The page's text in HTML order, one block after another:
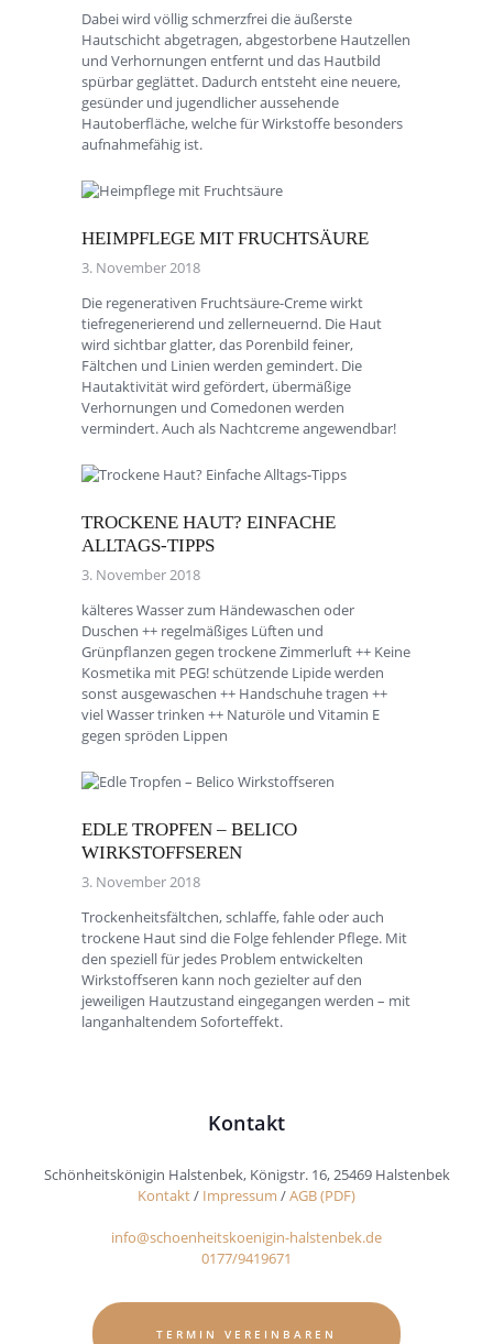
Dabei wird völlig schmerzfrei die äußerste
Hautschicht abgetragen, abgestorbene Hautzellen
und Verhornungen entfernt und das Hautbild
spürbar geglättet. Dadurch entsteht eine neuere,
gesünder und jugendlicher aussehende
Hautoberfläche, welche für Wirkstoffe besonders
aufnahmefähig ist.
HEIMPFLEGE MIT FRUCHTSÄURE
3. November 2018
Die regenerativen Fruchtsäure-Creme wirkt
tiefregenerierend und zellerneuernd. Die Haut
wird sichtbar glatter, das Porenbild feiner,
Fältchen und Linien werden gemindert. Die
Hautaktivität wird gefördert, übermäßige
Verhornungen und Comedonen werden
vermindert. Auch als Nachtcreme angewendbar!
TROCKENE HAUT? EINFACHE
ALLTAGS-TIPPS
3. November 2018
kälteres Wasser zum Händewaschen oder
Duschen ++ regelmäßiges Lüften und
Grünpflanzen gegen trockene Zimmerluft ++ Keine
Kosmetika mit PEG! schützende Lipide werden
sonst ausgewaschen ++ Handschuhe tragen ++
viel Wasser trinken ++ Naturöle und Vitamin E
gegen spröden Lippen
EDLE TROPFEN – BELICO
WIRKSTOFFSEREN
3. November 2018
Trockenheitsfältchen, schlaffe, fahle oder auch
trockene Haut sind die Folge fehlender Pflege. Mit
den speziell für jedes Problem entwickelten
Wirkstoffseren kann noch gezielter auf den
jeweiligen Hautzustand eingegangen werden – mit
langanhaltendem Soforteffekt.
Kontakt
Schönheitskönigin Halstenbek, Königstr. 16, 25469 Halstenbek
Kontakt/ Impressum /AGB (PDF)
info@schoenheitskoenigin-halstenbek.de
0177/9419671
TERMIN VEREINBAREN